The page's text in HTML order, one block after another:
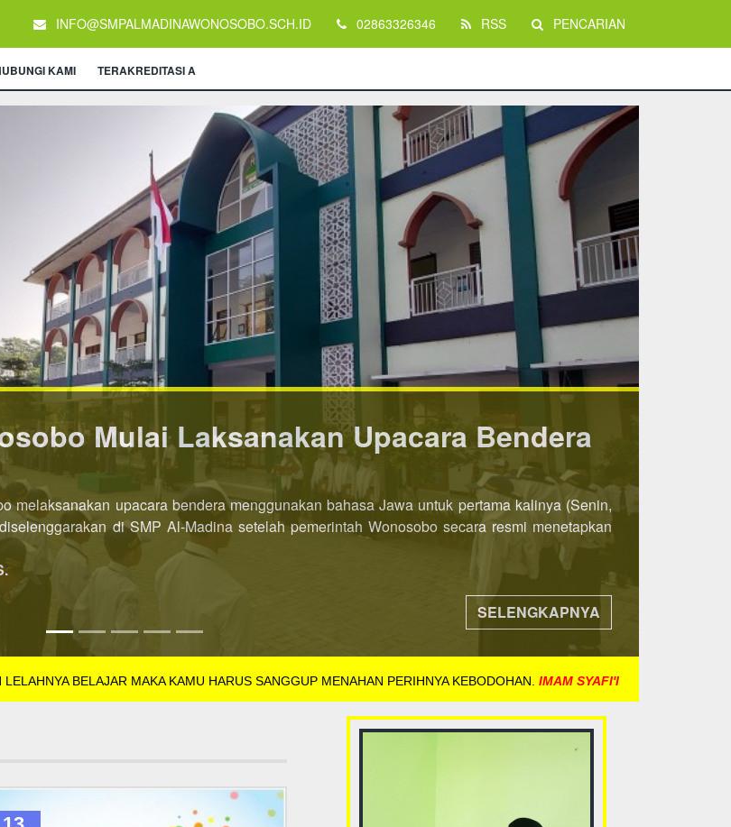
INFO@SMPALMADINAWONOSOBO.SCH.ID 02863326346 RSS PENCARIAN
KAMI TERAKREDITASI A
Wonosobo dibuka 8 November 2021
Tahun Pelajaran 2022/2023 kini dibuka lebih awal. Jika pada tahun-tahun sebelumnya
2022/2023 dibuka di semester pertama. Pendaftaran dibuka mulai tanggal 8 November
SELENGKAPNYA
BELAJAR MAKA KAMU HARUS SANGGUP MENAHAN PERIHNYA KEBODOHAN. IMAM SYAFI'I